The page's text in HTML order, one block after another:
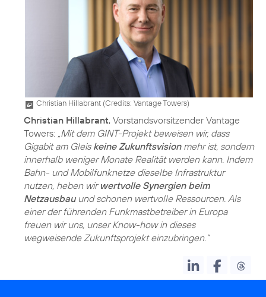
Christian Hillabrant (Credits: Vantage Towers)
Christian Hillabrant, Vorstandsvorsitzender Vantage
Towers: „Mit dem GINT-Projekt beweisen wir, dass
Gigabit am Gleis keine Zukunftsvisionmehr ist, sondern
innerhalb weniger Monate Realität werden kann. Indem
Bahn- und Mobilfunknetze dieselbe Infrastruktur
nutzen, heben wir wertvolle Synergien beim
Netzausbauund schonen wertvolle Ressourcen. Als
einer der führenden Funkmastbetreiber in Europa
freuen wir uns, unser Know-how in dieses
wegweisende Zukunftsprojekt einzubringen.“